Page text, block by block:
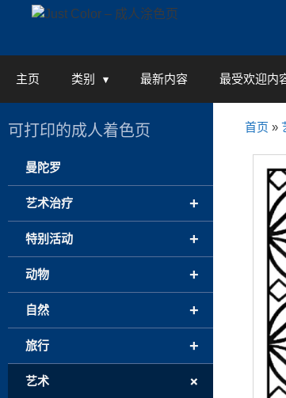
主页 类别 最新内容 最受欢迎内
首页 »
可打印的成人着色页
曼陀罗
+
艺术治疗
+
特别活动
+
动物
+
自然
+
旅行
+
艺术